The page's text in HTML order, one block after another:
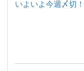
いよいよ今週〆切